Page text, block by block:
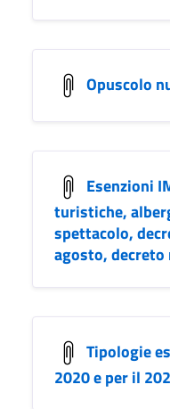
Opuscolo
Esenzioni
turistiche,
spettacolo,
agosto,
Tipologie
2020 e per il